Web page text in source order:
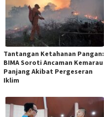
Tantangan Ketahanan Pangan:
BIMA Soroti Ancaman Kemarau
Panjang Akibat Pergeseran
Iklim